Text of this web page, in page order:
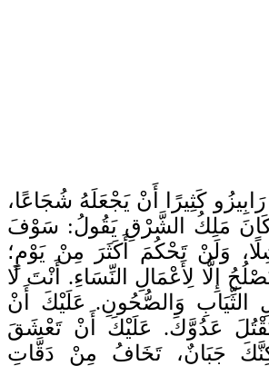
كَثِيرًا أَنْ يَجْعَلَهُ شُجَاعًا،
كَانَ مَلِكُ الشَّرْقِ يَقُولُ: سَوْفَ
وَلَنْ تَحْكُمَ أَكَثَرَ مِنْ يَوْمٍ؛
إِلَّا لِأَعْمَالِ النِّسَاءِ. أَنْتَ لَا
الثِّيَابِ وَالصُّحُونِ. عَلَيْكَ أَنْ
عَدُوَّكَ. عَلَيْكَ أَنْ تَعْشَقَ
جَبَانٌ، تَخَافُ مِنْ دَقَّاتِ